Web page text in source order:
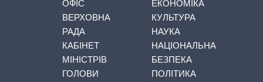
ОФІС
ВЕРХОВНА
РАДА
КАБІНЕТ
МІНІСТРІВ
ГОЛОВИ
ЕКОНОМІКА
КУЛЬТУРА
НАУКА
НАЦІОНАЛЬНА
БЕЗПЕКА
ПОЛІТИКА